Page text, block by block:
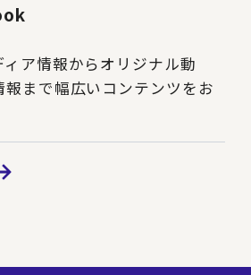
ア情報からオリジナル動
報まで幅広いコンテンツをお